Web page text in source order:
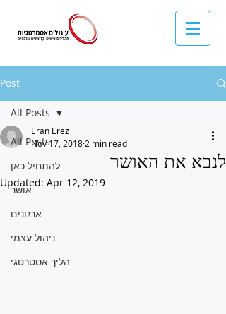
Post
All Posts
להתחיל כאן
אושר
ארגונים
ניהול עצמי
הליך אסטרטגי
All Posts
לנבא את האושר
Eran Erez
Nov 17, 2018 2 min read
Updated: Apr 12, 2019